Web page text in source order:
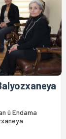
û Endama